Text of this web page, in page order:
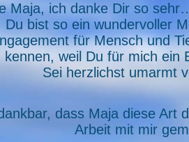
Maja, ich danke Dir so
Du bist so ein wundervoller
für Mensch und
kennen, weil Du für mich ein
Sei herzlichst umarmt
dass Maja diese Art
Arbeit mit mir